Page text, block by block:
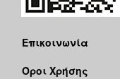
Επικοινωνία
Όροι Χρήσης